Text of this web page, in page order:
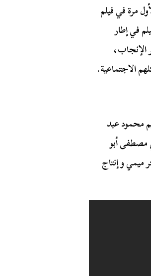
مرة في فيلم
أحداث الفيلم في إطار
الإنجاب،
الاجتماعية.
محمود عبد
مصطفى أبو
ميمي و إنتاج